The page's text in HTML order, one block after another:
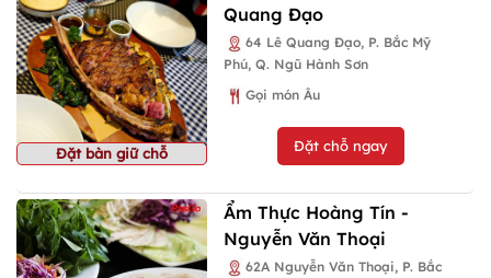
Đặt bàn giữ chỗ
Quang Đạo
64 Lê Quang Đạo, P. Bắc Mỹ
Phú, Q. Ngũ Hành Sơn
Gọi món Âu
Đặt chỗ ngay
Ẩm Thực Hoàng Tín -
Nguyễn Văn Thoại
62A Nguyễn Văn Thoại, P. Bắc